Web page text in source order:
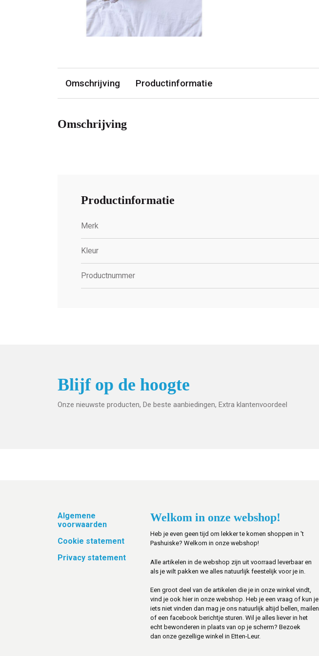
Omschrijving Productinformatie
Omschrijving
Productinformatie
Merk
Kleur
Productnummer
Blijf op de hoogte
Onze nieuwste producten, De beste aanbiedingen, Extra klantenvoordeel
Footer
Algemene
voorwaarden
Cookie statement
Privacy statement
Welkom in onze webshop!
Heb je even geen tijd om lekker te komen shoppen in 't
Pashuiske? Welkom in onze webshop!
Alle artikelen in de webshop zijn uit voorraad leverbaar en
als je wilt pakken we alles natuurlijk feestelijk voor je in.
Een groot deel van de artikelen die je in onze winkel vindt,
vind je ook hier in onze webshop. Heb je een vraag of kun je
iets niet vinden dan mag je ons natuurlijk altijd bellen, mailen
of een facebook berichtje sturen. Wil je alles liever in het
echt bewonderen in plaats van op je scherm? Bezoek
dan onze gezellige winkel in Etten-Leur.